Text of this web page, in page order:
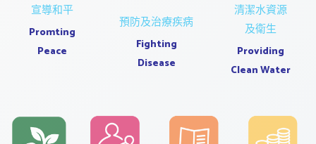
宣導和平
Promting
Peace
預防及治療疾病
Fighting
Disease
清潔水資源
及衛生
Providing
Clean Water